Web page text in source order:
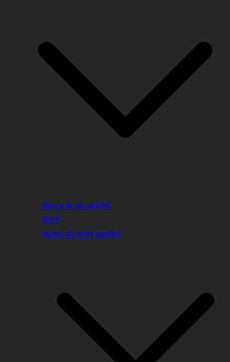
बिहार राज्य की कहानियाँ
जीवनी
पंचतंत्र की सम्पूर्ण कहानियाँ